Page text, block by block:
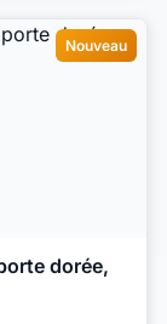
Nouveau
dorée,